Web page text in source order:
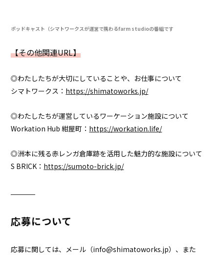
ポッドキャスト（シマトワークスが運営で携わるfarm studioの番組です
【その他関連URL】
◎わたしたちが大切にしていることや、お仕事について
シマトワークス： https://shimatoworks.jp/
◎わたしたちが運営しているワーケーション施設について
Workation Hub 紺屋町： https://workation.life/
◎洲本に残る赤レンガ倉庫跡を活用した魅力的な施設について
S BRICK： https://sumoto-brick.jp/
応募について
応募に関しては、メール（info@shimatoworks.jp）、また